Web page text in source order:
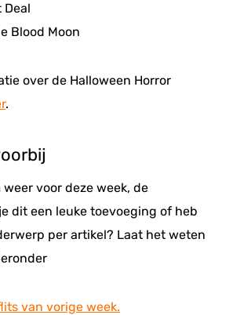
Deal
Blood Moon
over de Halloween Horror
.
voor deze week, de
dit een leuke toevoeging of heb
per artikel? Laat het weten
van vorige week.